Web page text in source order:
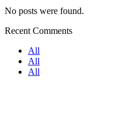
No posts were found.
Recent Comments
All
All
All